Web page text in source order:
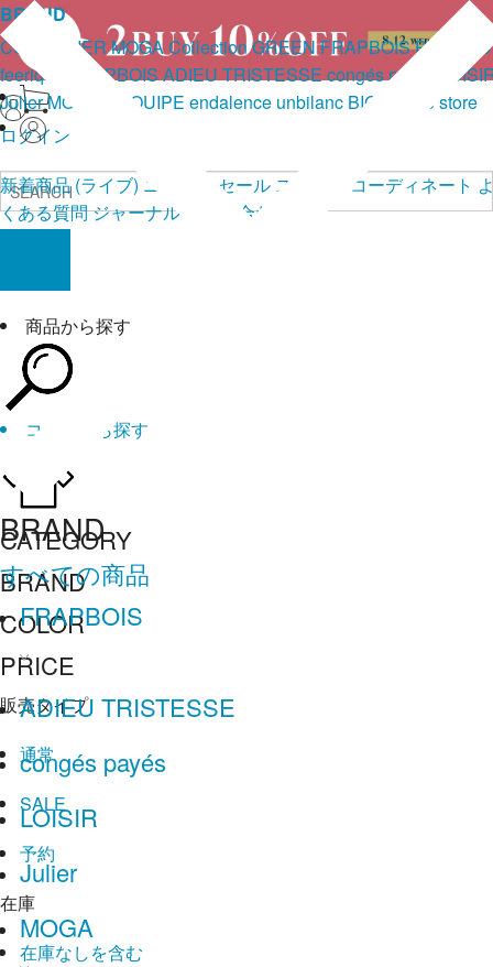
ログイン
商品から探す
コーデから探す
CATEGORY
BRAND
COLOR
PRICE
販売タイプ
通常
SALE
予約
在庫
在庫なしを含む
BRAND
COUTURIER MOGA Collection GREEN FRAPBOIS PARK
wb
feerique
FRAPBOISADIEU TRISTESSEcongés payés
JulierMOGA L'EQUIPE endalence unbilanc BIGI online store
新着商品 (ライブ) ニュース セール スタッフ コーディネート
くある質問ジャーナル お問い合わせ
BRAND
すべての商品
FRAPBOIS
ADIEU TRISTESSE
congés payés
LOISIR
Julier
MOGA